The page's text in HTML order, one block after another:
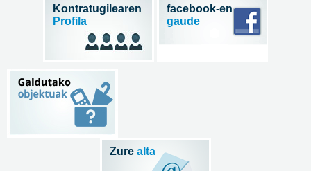
Kontratugilearen
Profila
facebook-en
gaude
Zure alta